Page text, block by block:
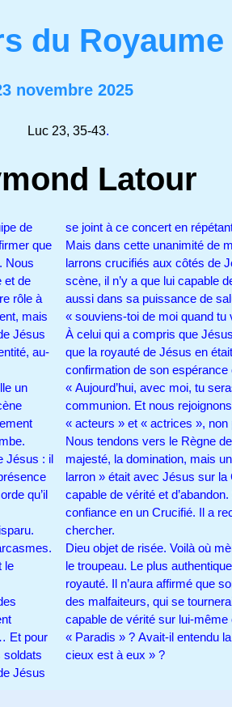
du Royaume
novembre 2025
Luc 23, 35-43.
Latour
de
que
Nous
et de
rôle à
mais
Jésus
au-
un
Jésus : il
qu’il
le
Et pour
soldats
Jésus
se joint à ce concert en
Mais dans cette unanimité de
larrons crucifiés aux côtés de
scène, il n’y a que lui capable
aussi dans sa puissance de
« souviens-toi de moi
À celui qui a compris que
que la royauté de Jésus en
confirmation de son espérance
« Aujourd’hui, avec moi, tu
communion. Et nous
« acteurs » et « actrices », non
Nous tendons vers le Règne
majesté, la domination, mais
larron » était avec Jésus sur la
capable de vérité et
confiance en un Crucifié. Il a
chercher.
Dieu objet de risée. Voilà où
le troupeau. Le plus
royauté. Il n’aura affirmé que
des malfaiteurs, qui se
capable de vérité sur lui-même
« Paradis » ? Avait-il entendu
cieux est à eux » ?